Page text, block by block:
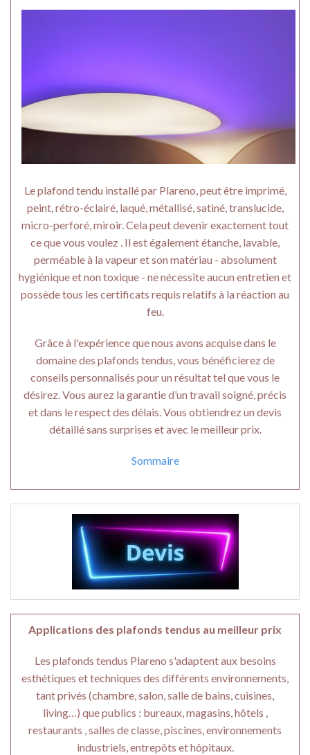
Le plafond tendu installé par Plareno, peut être imprimé,
peint, rétro-éclairé, laqué, métallisé, satiné, translucide,
micro-perforé, miroir. Cela peut devenir exactement tout
ce que vous voulez . Il est également étanche, lavable,
perméable à la vapeur et son matériau - absolument
hygiénique et non toxique - ne nécessite aucun entretien et
possède tous les certificats requis relatifs à la réaction au
feu.
Grâce à l'expérience que nous avons acquise dans le
domaine des plafonds tendus, vous bénéficierez de
conseils personnalisés pour un résultat tel que vous le
désirez. Vous aurez la garantie d’un travail soigné, précis
et dans le respect des délais. Vous obtiendrez un devis
détaillé sans surprises et avec le meilleur prix.
Sommaire
Applications des plafonds tendus au meilleur prix
Les plafonds tendus Plareno s'adaptent aux besoins
esthétiques et techniques des différents environnements,
tant privés (chambre, salon, salle de bains, cuisines,
living…) que publics : bureaux, magasins, hôtels ,
restaurants , salles de classe, piscines, environnements
industriels, entrepôts et hôpitaux.